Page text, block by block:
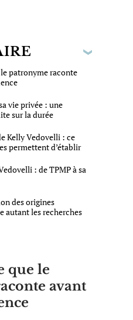
patronyme raconte
vie privée : une
sur la durée
Kelly Vedovelli : ce
permettent d’établir
: de TPMP à sa
des origines
autant les recherches
que le
avant